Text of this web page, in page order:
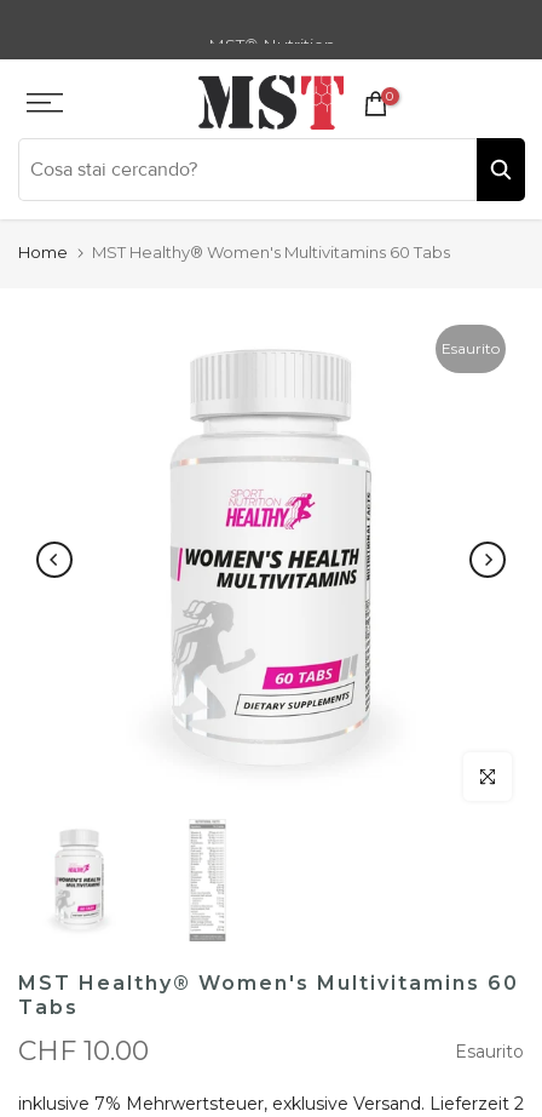
0
Home MST Healthy® Women's Multivitamins 60 Tabs
Esaurito
klicken
MST Healthy® Women's Multivitamins 60
Tabs
CHF 10.00 Esaurito
inklusive 7% Mehrwertsteuer, exklusive Versand. Lieferzeit 2